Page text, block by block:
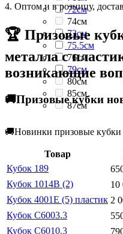
72см
74см
73см
75.5см
76см
79см
80см
85см
87см
4. Оптом и в розницу,
🏆 Призовые
металла с
возникающие
🚚Призовые кубки
🚚Новинки призовые кубки
Товар
Кубок 189
Кубок 1014B (2)
10
Кубок 4001E (5) пластик 2
Кубок C6003.3
Кубок C6010.3